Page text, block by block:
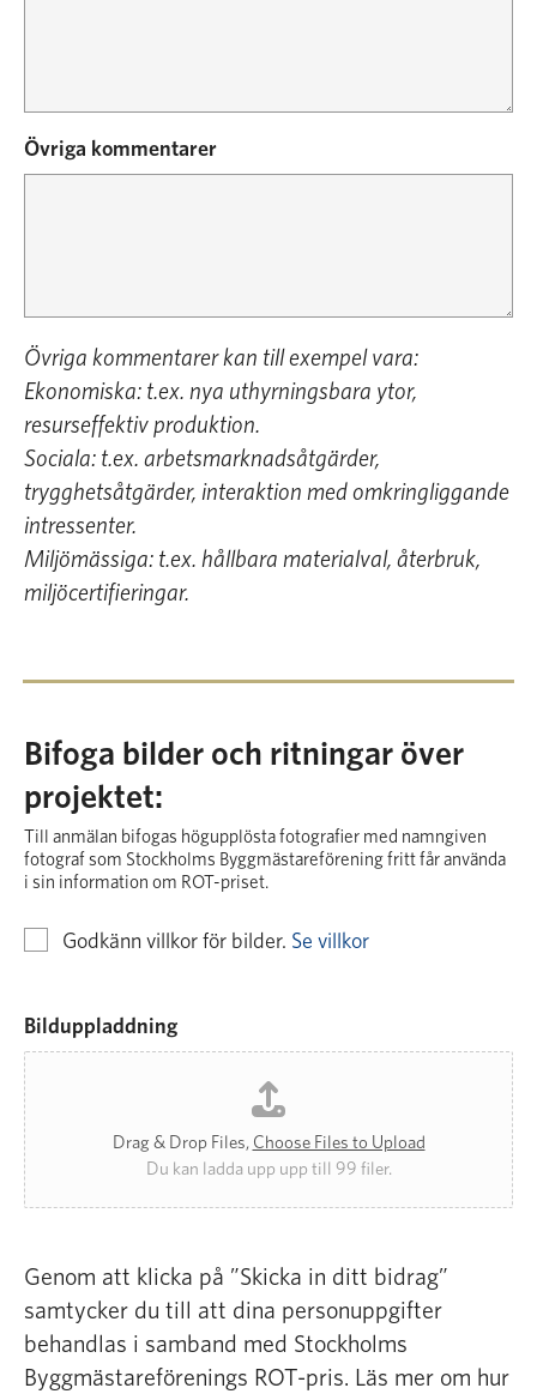
Övriga kommentarer
Övriga kommentarer kan till exempel vara:
Ekonomiska: t.ex. nya uthyrningsbara ytor,
resurseffektiv produktion.
Sociala: t.ex. arbetsmarknadsåtgärder,
trygghetsåtgärder, interaktion med omkringliggande
intressenter.
Miljömässiga: t.ex. hållbara materialval, återbruk,
miljöcertifieringar.
Bifoga bilder och ritningar över
projektet:
Till anmälan bifogas högupplösta fotografier med namngiven
fotograf som Stockholms Byggmästareförening fritt får använda
i sin information om ROT-priset.
Godkänn villkor för bilder. Se villkor
Överlåtelsen av dessa fotografier till Stockholms
Byggmästareförening sker genom gåva. I och
Byggmästareförening en icke-exklusiv rätt att i
och för sin verksamhet kostnadsfritt använda
fotografierna. Detta innebär att du fortsätter att
Det åligger insändaren att garantera att dessa
fotografier inte inkräktar på annans upphovsrätt
eller varumärkesrätt samt att vederbörliga
samtycken från en avbildad person som före-
kommer på fotografierna inhämtats i enlighet
Bilduppladdning
Drag & Drop Files, Choose Files to Upload
Du kan ladda upp upp till 99 filer.
Genom att klicka på ”Skicka in ditt bidrag”
samtycker du till att dina personuppgifter
behandlas i samband med Stockholms
Byggmästareförenings ROT-pris. Läs mer om hur